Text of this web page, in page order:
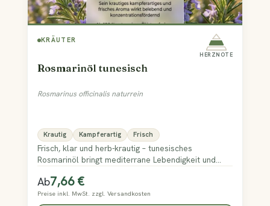
KRÄUTER
HERZNOTE
Rosmarinöl tunesisch
Rosmarinus officinalis naturrein
Krautig Kampferartig Frisch
Frisch, klar und herb-krautig – tunesisches
Rosmarinöl bringt mediterrane Lebendigkeit und
Regulärer Preis:
Ab7,66 €
Preise inkl. MwSt. zzgl. Versandkosten